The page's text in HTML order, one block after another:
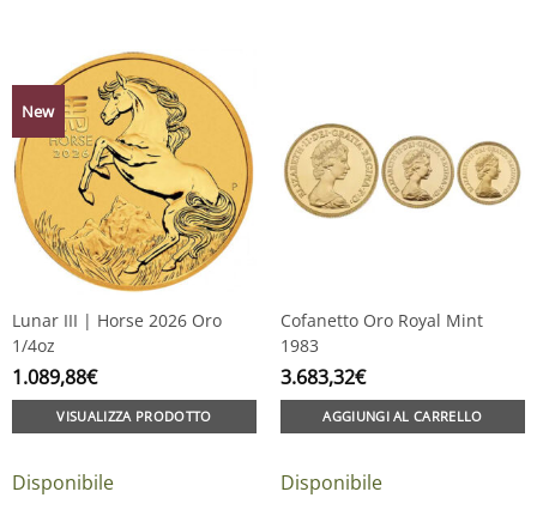
New
Lunar III | Horse 2026 Oro
1/4oz
1.089,88€
VISUALIZZA PRODOTTO
Disponibile
Cofanetto Oro Royal Mint
1983
3.683,32€
AGGIUNGI AL CARRELLO
Disponibile